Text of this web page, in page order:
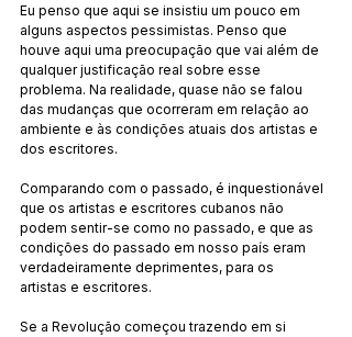
Eu penso que aqui se insistiu um pouco em
alguns aspectos pessimistas. Penso que
houve aqui uma preocupação que vai além de
qualquer justificação real sobre esse
problema. Na realidade, quase não se falou
das mudanças que ocorreram em relação ao
ambiente e às condições atuais dos artistas e
dos escritores.
Comparando com o passado, é inquestionável
que os artistas e escritores cubanos não
podem sentir-se como no passado, e que as
condições do passado em nosso país eram
verdadeiramente deprimentes, para os
artistas e escritores.
Se a Revolução começou trazendo em si